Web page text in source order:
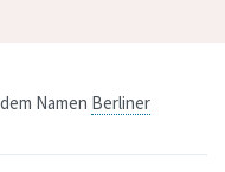
Namen Berliner